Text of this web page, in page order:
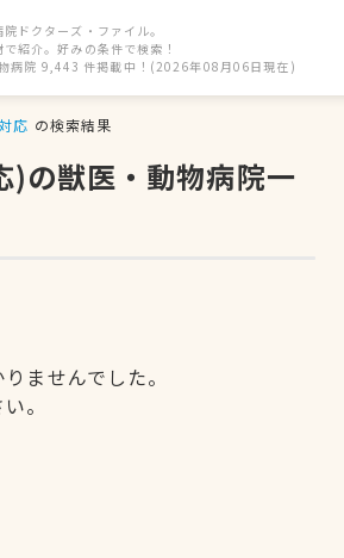
ドクターズ・ファイル。
紹介。好みの条件で検索！
病院 9,443 件掲載中！(2026年08月06日現在)
応 の検索結果
の獣医・動物病院一
ませんでした。
。